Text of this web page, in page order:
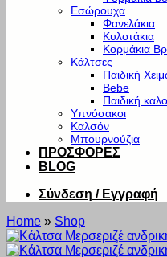
Εσώρουχα
Φανελάκια
Κυλοτάκια
Κορμάκια
Κάλτσες
Παιδική
Bebe
Παιδική
Υπνόσακοι
Καλσόν
Μπουρνούζια
ΠΡΟΣΦΟΡΕΣ
BLOG
Σύνδεση / Εγγραφή
Home » Shop